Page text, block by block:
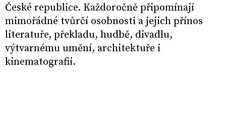
České republice. Každoročně připomínají
mimořádné tvůrčí osobnosti a jejich přínos
literatuře, překladu, hudbě, divadlu,
výtvarnému umění, architektuře i
kinematografii.